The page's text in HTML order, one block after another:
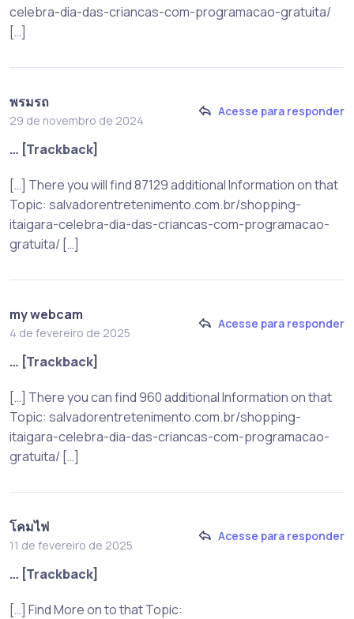
celebra-dia-das-criancas-com-programacao-gratuita/
[…]
พรมรถ
29 de novembro de 2024
Acesse para responder
… [Trackback]
[…] There you will find 87129 additional Information on that
Topic: salvadorentretenimento.com.br/shopping-
itaigara-celebra-dia-das-criancas-com-programacao-
gratuita/ […]
my webcam
4 de fevereiro de 2025
Acesse para responder
… [Trackback]
[…] There you can find 960 additional Information on that
Topic: salvadorentretenimento.com.br/shopping-
itaigara-celebra-dia-das-criancas-com-programacao-
gratuita/ […]
โคมไฟ
11 de fevereiro de 2025
Acesse para responder
… [Trackback]
[…] Find More on to that Topic: